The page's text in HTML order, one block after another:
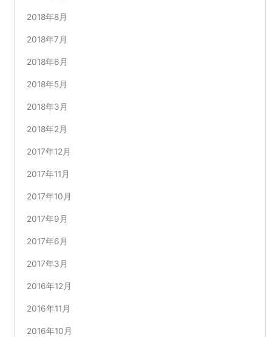
2018年8月
2018年7月
2018年6月
2018年5月
2018年3月
2018年2月
2017年12月
2017年11月
2017年10月
2017年9月
2017年6月
2017年3月
2016年12月
2016年11月
2016年10月